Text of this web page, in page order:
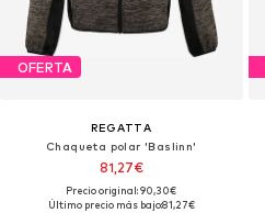
OFERTA
REGATTA
Chaqueta polar 'Baslinn'
81,27€
Precio original: 90,30€
Último precio más bajo:81,27€